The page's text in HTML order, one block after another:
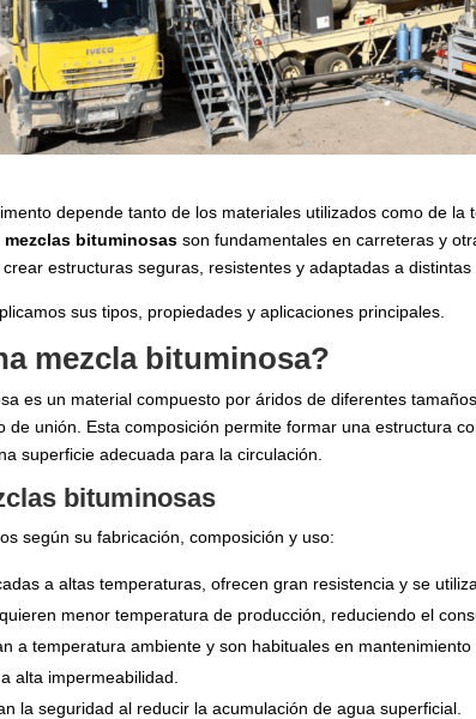
depende tanto de los materiales utilizados como de la
mezclas bituminosas son fundamentales en carreteras y
estructuras seguras, resistentes y adaptadas a distintas
sus tipos, propiedades y aplicaciones principales.
mezcla bituminosa?
es un material compuesto por áridos de diferentes
de unión. Esta composición permite formar una estructura
superficie adecuada para la circulación.
bituminosas
según su fabricación, composición y uso:
a altas temperaturas, ofrecen gran resistencia y se
menor temperatura de producción, reduciendo el
a temperatura ambiente y son habituales en mantenimiento
alta impermeabilidad.
la seguridad al reducir la acumulación de agua superficial.